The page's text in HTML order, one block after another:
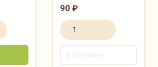
90 ₽
В КОРЗИНУ